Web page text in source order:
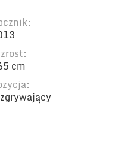
cm